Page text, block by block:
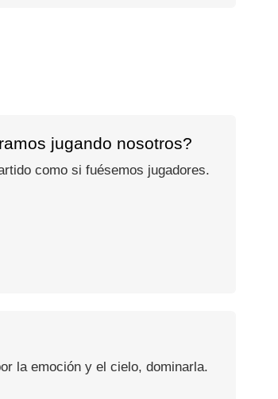
jugando nosotros?
como si fuésemos jugadores.
la emoción y el cielo, dominarla.